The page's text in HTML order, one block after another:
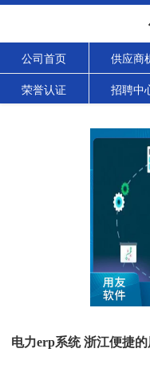
公司首页 供应商
荣誉认证 招聘中
电力erp系统 浙江便捷